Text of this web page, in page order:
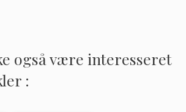
også være interesseret
: